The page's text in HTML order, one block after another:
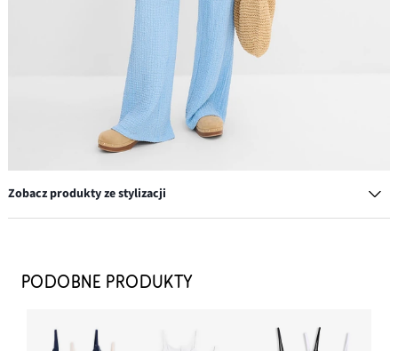
Zobacz produkty ze stylizacji
149,99 zł
Shirt rozpinany
PODOBNE PRODUKTY